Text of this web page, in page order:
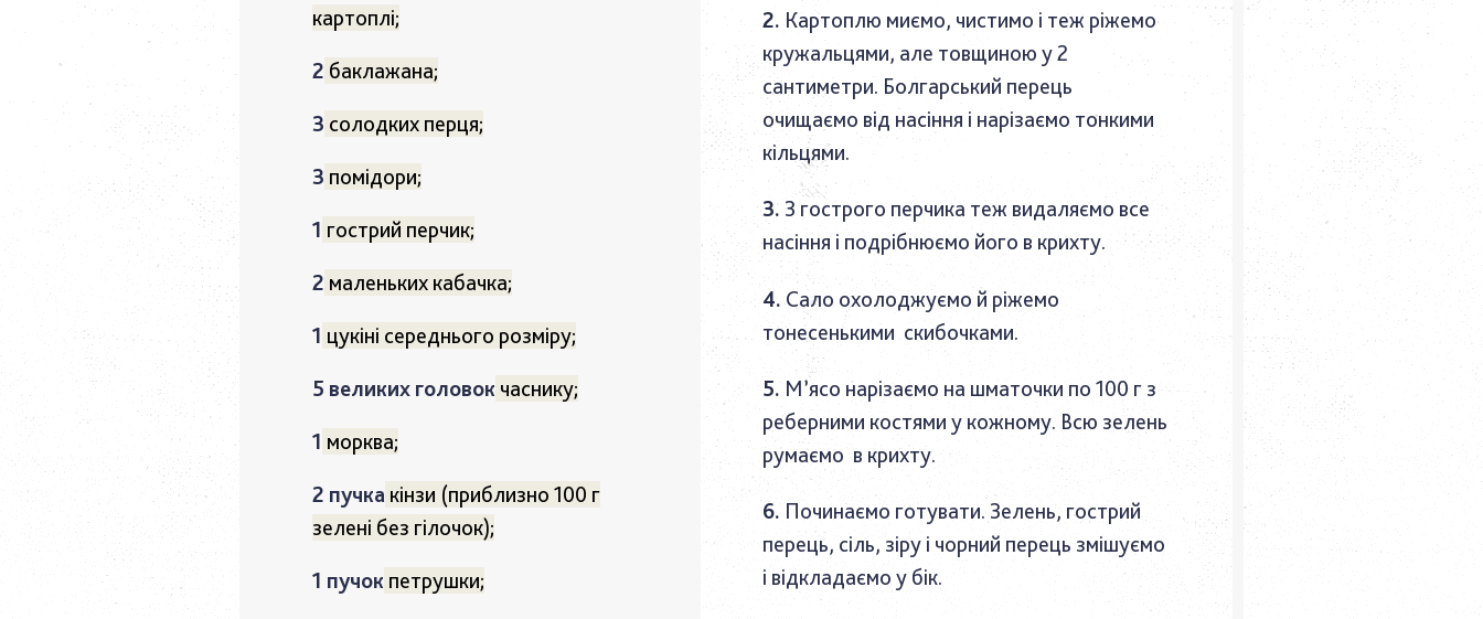
картоплі;
2 баклажана;
3 солодких перця;
3 помідори;
1 гострий перчик;
2 маленьких кабачка;
1 цукіні середнього розміру;
5 великих головок часнику;
1 морква;
2 пучка кінзи (приблизно 100 г
зелені без гілочок);
1 пучок петрушки;
Картоплю миємо, чистимо і теж ріжемо
кружальцями, але товщиною у 2
сантиметри. Болгарський перець
очищаємо від насіння і нарізаємо тонкими
кільцями.
З гострого перчика теж видаляємо все
насіння і подрібнюємо його в крихту.
Сало охолоджуємо й ріжемо
тонесенькими скибочками.
М’ясо нарізаємо на шматочки по 100 г з
реберними костями у кожному. Всю зелень
румаємо в крихту.
Починаємо готувати. Зелень, гострий
перець, сіль, зіру і чорний перець змішуємо
і відкладаємо у бік.